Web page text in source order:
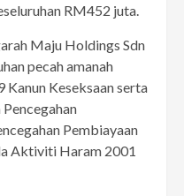
RM452 juta.
Maju Holdings Sdn
pecah amanah
Kanun Keseksaan serta
Pembiayaan
Aktiviti Haram 2001